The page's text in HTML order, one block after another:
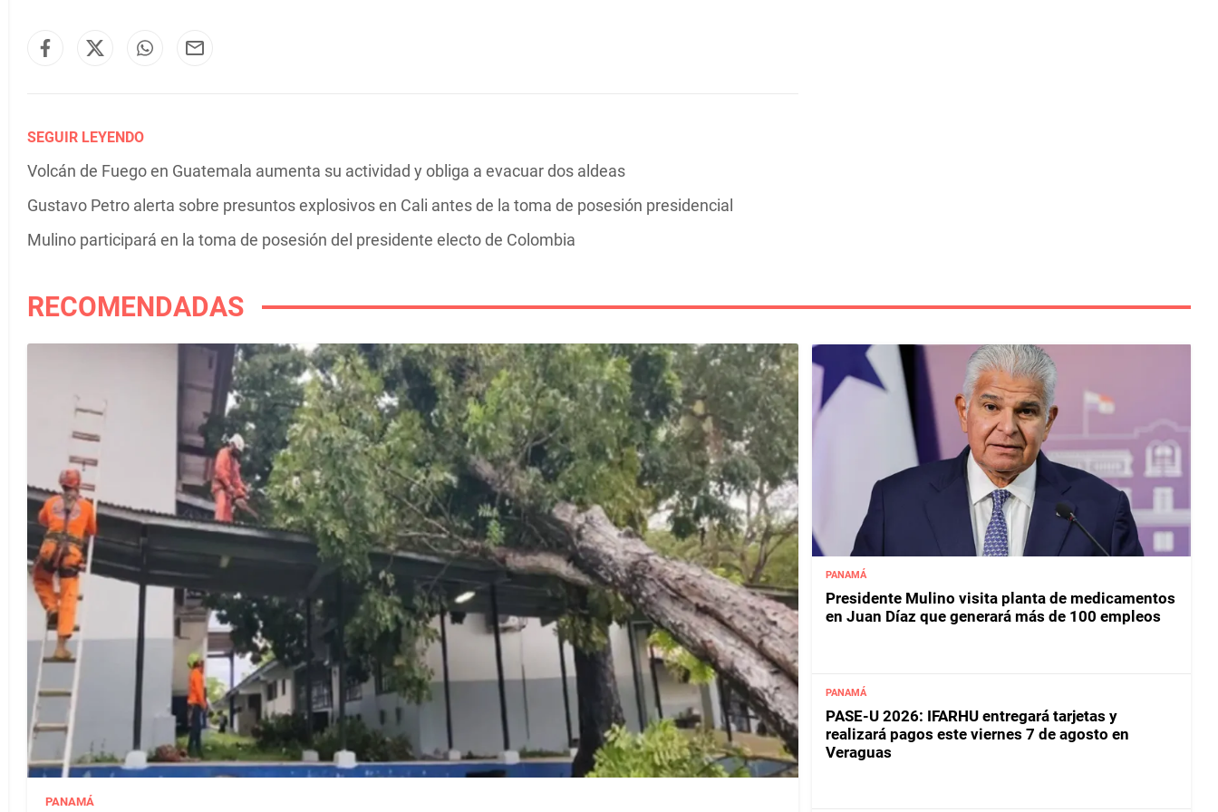
SEGUIR LEYENDO
Volcán de Fuego en Guatemala aumenta su actividad y obliga a evacuar dos aldeas
Gustavo Petro alerta sobre presuntos explosivos en Cali antes de la toma de posesión presidencial
Mulino participará en la toma de posesión del presidente electo de Colombia
RECOMENDADAS
PANAMÁ
PANAMÁ
Presidente Mulino visita planta de medicamentos
en Juan Díaz que generará más de 100 empleos
PANAMÁ
PASE-U 2026: IFARHU entregará tarjetas y
realizará pagos este viernes 7 de agosto en
Veraguas